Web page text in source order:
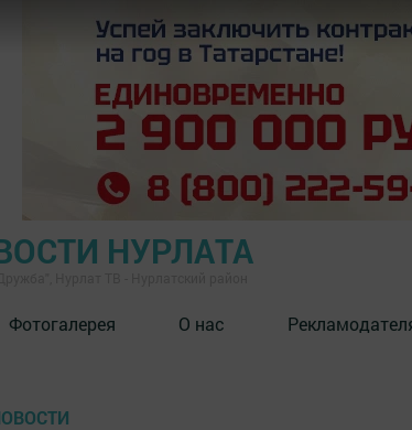
НУРЛАТА
Фотогалерея О нас